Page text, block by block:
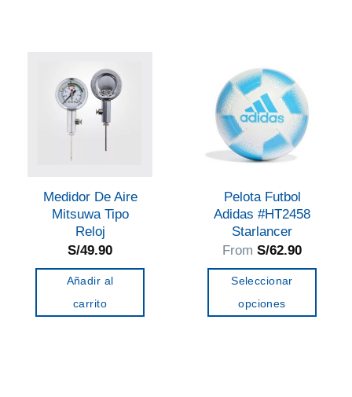
Las
opciones
se
la
página
de
producto
Las
opciones
se
pueden
elegir
la
página
de
producto
Medidor De Aire
Mitsuwa Tipo
Reloj
S/49.90
Añadir al
carrito
Pelota Futbol
Adidas #HT2458
Starlancer
From S/62.90
Seleccionar
opciones